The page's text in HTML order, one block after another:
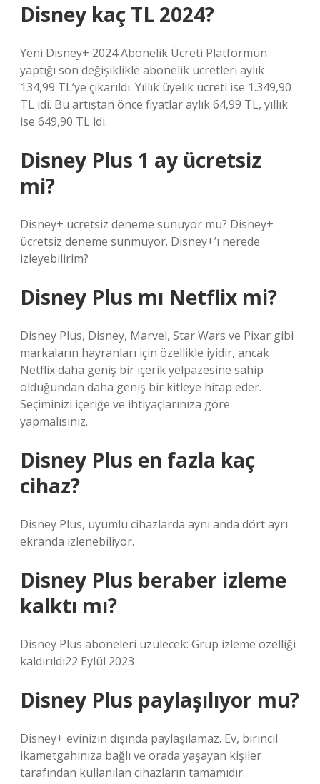
Disney kaç TL 2024?
Yeni Disney+ 2024 Abonelik Ücreti Platformun
yaptığı son değişiklikle abonelik ücretleri aylık
134,99 TL’ye çıkarıldı. Yıllık üyelik ücreti ise 1.349,90
TL idi. Bu artıştan önce fiyatlar aylık 64,99 TL, yıllık
ise 649,90 TL idi.
Disney Plus 1 ay ücretsiz
mi?
Disney+ ücretsiz deneme sunuyor mu? Disney+
ücretsiz deneme sunmuyor. Disney+’ı nerede
izleyebilirim?
Disney Plus mı Netflix mi?
Disney Plus, Disney, Marvel, Star Wars ve Pixar gibi
markaların hayranları için özellikle iyidir, ancak
Netflix daha geniş bir içerik yelpazesine sahip
olduğundan daha geniş bir kitleye hitap eder.
Seçiminizi içeriğe ve ihtiyaçlarınıza göre
yapmalısınız.
Disney Plus en fazla kaç
cihaz?
Disney Plus, uyumlu cihazlarda aynı anda dört ayrı
ekranda izlenebiliyor.
Disney Plus beraber izleme
kalktı mı?
Disney Plus aboneleri üzülecek: Grup izleme özelliği
kaldırıldı22 Eylül 2023
Disney Plus paylaşılıyor mu?
Disney+ evinizin dışında paylaşılamaz. Ev, birincil
ikametgahınıza bağlı ve orada yaşayan kişiler
tarafından kullanılan cihazların tamamıdır.